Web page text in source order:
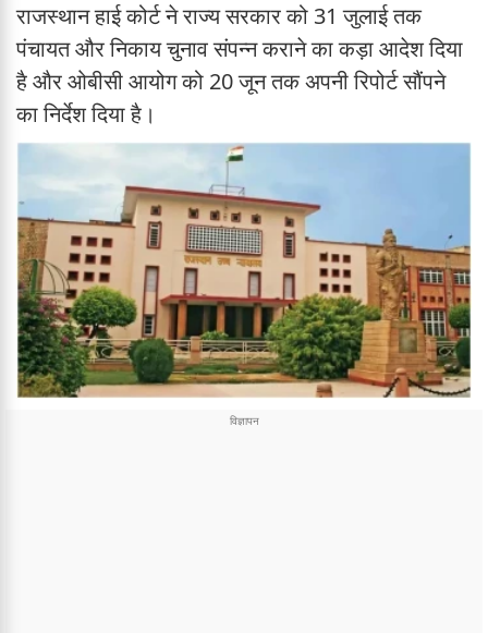
राजस्थान हाई कोर्ट ने राज्य सरकार को 31 जुलाई तक
पंचायत और निकाय चुनाव संपन्न कराने का कड़ा आदेश दिया
है और ओबीसी आयोग को 20 जून तक अपनी रिपोर्ट सौंपने
का निर्देश दिया है।